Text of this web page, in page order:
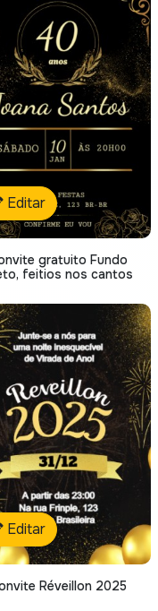
Editar
gratuito Fundo
feitios nos cantos
Editar
Réveillon 2025